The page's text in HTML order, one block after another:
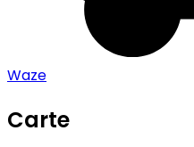
Waze
Carte